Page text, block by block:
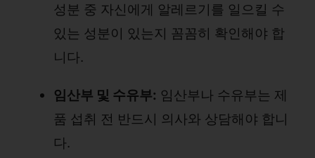
성분 중 자신에게 알레르기를 일으킬 수
있는 성분이 있는지 꼼꼼히 확인해야 합
니다.
임산부 및 수유부: 임산부나 수유부는 제
품 섭취 전 반드시 의사와 상담해야 합니
다.